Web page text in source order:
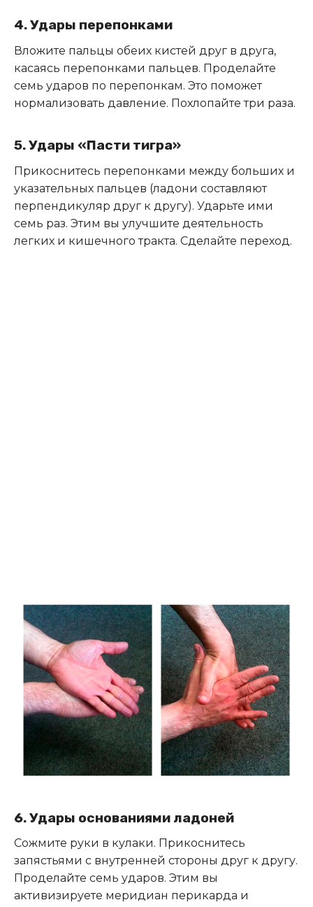
4. Удары перепонками
Вложите пальцы обеих кистей друг в друга,
касаясь перепонками пальцев. Проделайте
семь ударов по перепонкам. Это поможет
нормализовать давление. Похлопайте три раза.
5. Удары «Пасти тигра»
Прикоснитесь перепонками между больших и
указательных пальцев (ладони составляют
перпендикуляр друг к другу). Ударьте ими
семь раз. Этим вы улучшите деятельность
легких и кишечного тракта. Сделайте переход.
6. Удары основаниями ладоней
Сожмите руки в кулаки. Прикоснитесь
запястьями с внутренней стороны друг к другу.
Проделайте семь ударов. Этим вы
активизируете меридиан перикарда и